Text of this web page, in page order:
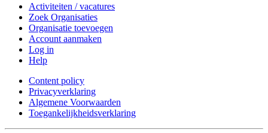
Activiteiten / vacatures
Zoek Organisaties
Organisatie toevoegen
Account aanmaken
Log in
Help
Content policy
Privacyverklaring
Algemene Voorwaarden
Toegankelijkheidsverklaring